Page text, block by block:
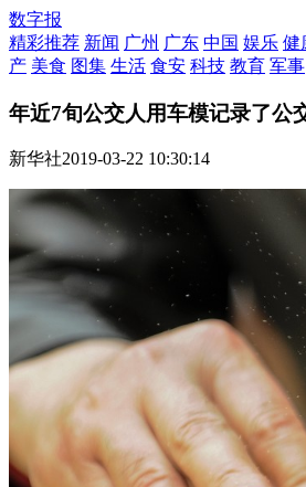
数字报
精彩推荐 新闻 广州 广东 中国 娱乐 健
产 美食 图集 生活 食安 科技 教育 军事
年近7旬公交人用车模记录了公
新华社2019-03-22 10:30:14